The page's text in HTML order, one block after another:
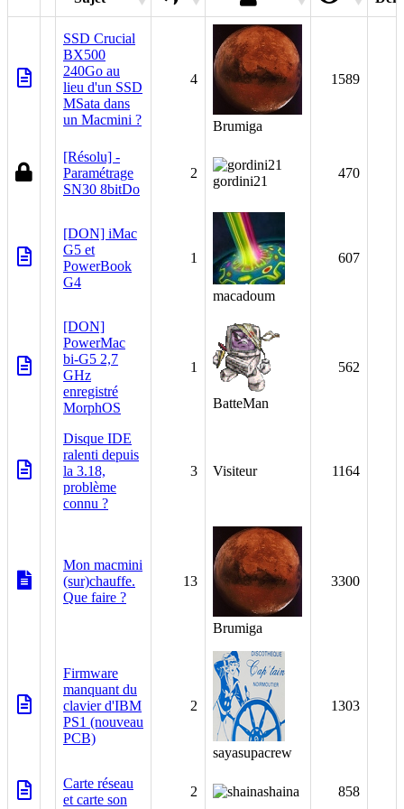
SSD Crucial
BX500
240Go au
lieu d'un SSD
MSata dans
un Macmini ?
4
Brumiga
1589
[Résolu] -
Paramétrage
SN30 8bitDo
2
gordini21
470
[DON] iMac
G5 et
PowerBook
G4
1
macadoum
607
[DON]
PowerMac
bi-G5 2,7
GHz
enregistré
MorphOS
1
BatteMan
562
Disque IDE
ralenti depuis
la 3.18,
problème
connu ?
3 Visiteur 1164
Mon macmini
(sur)chauffe.
Que faire ?
13
Brumiga
3300
Firmware
manquant du
clavier d'IBM
PS1 (nouveau
PCB)
2
sayasupacrew
1303
Carte réseau
et carte son
2 shaina 858